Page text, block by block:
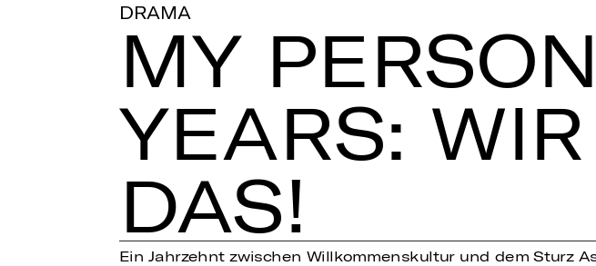
DRAMA
MY
YEARS:
DAS!
Ein Jahrzehnt zwischen Willkommenskultur und dem Sturz